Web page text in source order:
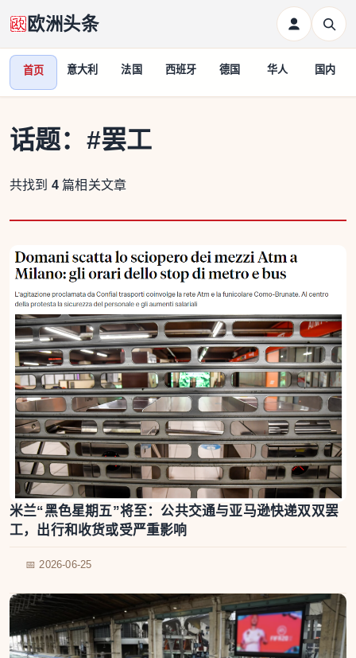
欧洲头条
首页 意大利 法国 西班牙 德国 华人 国内
话题： #罢工
共找到 4 篇相关文章
米兰“黑色星期五”将至：公共交通与亚马逊快递双双罢
工，出行和收货或受严重影响
📅 2026-06-25